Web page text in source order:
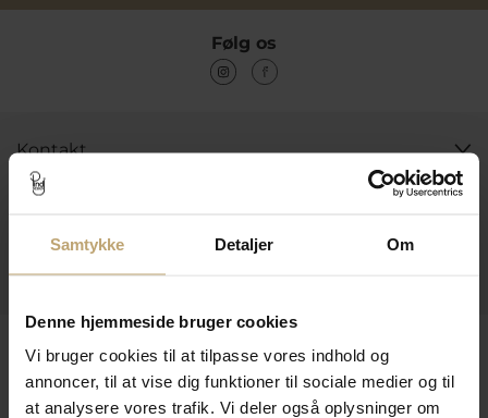
Samtykke Detaljer Om
Denne hjemmeside bruger cookies
Vi bruger cookies til at tilpasse vores indhold og
annoncer, til at vise dig funktioner til sociale medier og til
at analysere vores trafik. Vi deler også oplysninger om
Følg os
Kontakt
Åbningstider I Butikken
Information
Praktiske Sider